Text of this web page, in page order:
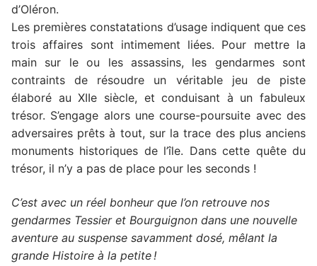
d’Oléron.
Les premières constatations d’usage indiquent que ces
trois affaires sont intimement liées. Pour mettre la
main sur le ou les assassins, les gendarmes sont
contraints de résoudre un véritable jeu de piste
élaboré au XIIe siècle, et conduisant à un fabuleux
trésor. S’engage alors une course-poursuite avec des
adversaires prêts à tout, sur la trace des plus anciens
monuments historiques de l’île. Dans cette quête du
trésor, il n’y a pas de place pour les seconds !
C’est avec un réel bonheur que l’on retrouve nos
gendarmes Tessier et Bourguignon dans une nouvelle
aventure au suspense savamment dosé, mêlant la
grande Histoire à la petite !